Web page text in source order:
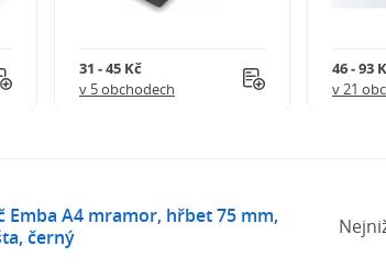
31 - 45 Kč
v 5 obchodech
46 - 93
v 21
Emba A4 mramor, hřbet 75 mm,
černý